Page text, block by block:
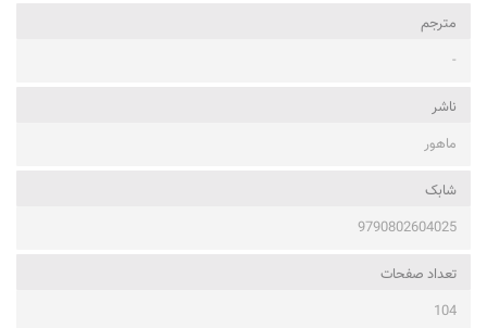
مترجم
-
ناشر
ماهور
شابک
9790802604025
تعداد صفحات
104